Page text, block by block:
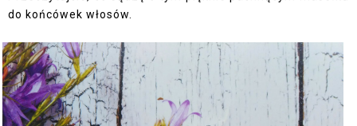
do końcówek włosów.